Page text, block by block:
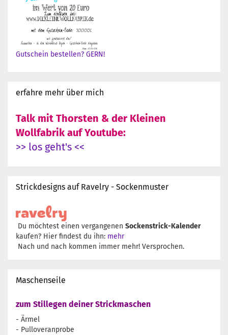
Gutschein bestellen? GERN!
erfahre mehr über mich
Talk mit Thorsten & der Kleinen
Wollfabrik auf Youtube:
>> los geht's <<
Strickdesigns auf Ravelry - Sockenmuster
Du möchtest einen vergangenen Sockenstrick-Kalender
kaufen? Hier findest du ihn: mehr
Nach und nach kommen immer mehr! Versprochen.
Maschenseile
zum Stillegen deiner Strickmaschen
- Ärmel
- Pulloveranprobe